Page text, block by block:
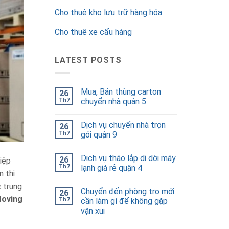
thị
trung
Cho thuê kho lưu trữ hàng hóa
Cho thuê xe cẩu hàng
LATEST POSTS
26
Th7
Mua, Bán thùng carton
chuyển nhà quận 5
26
Th7
Dịch vụ chuyển nhà trọn
gói quận 9
26
Th7
Dịch vụ tháo lắp di dời máy
lạnh giá rẻ quận 4
26
Th7
Chuyển đến phòng trọ mới
cần làm gì để không gặp
vận xui